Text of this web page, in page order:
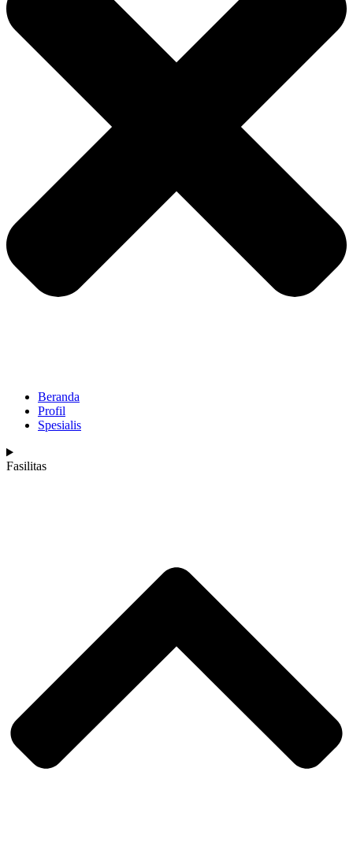
Beranda
Profil
Spesialis
Fasilitas